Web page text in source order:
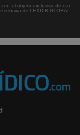
el objeto exclusivo de dar
de LEXDIR GLOBAL